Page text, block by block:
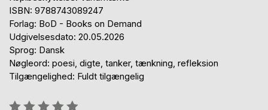
ISBN: 9788743089247
Forlag: BoD - Books on Demand
Udgivelsesdato: 20.05.2026
Sprog: Dansk
Nøgleord: poesi, digte, tanker, tænkning, refleksion
Tilgængelighed: Fuldt tilgængelig
Anmeldelse::